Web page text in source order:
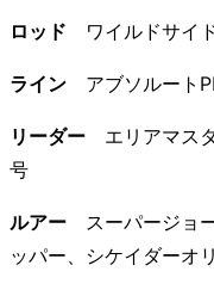
ロッド ワイルドサイ
ライン アブソルート
リーダー エリアマス
号
ルアー スーパージョ
ッパー、シケイダーオ